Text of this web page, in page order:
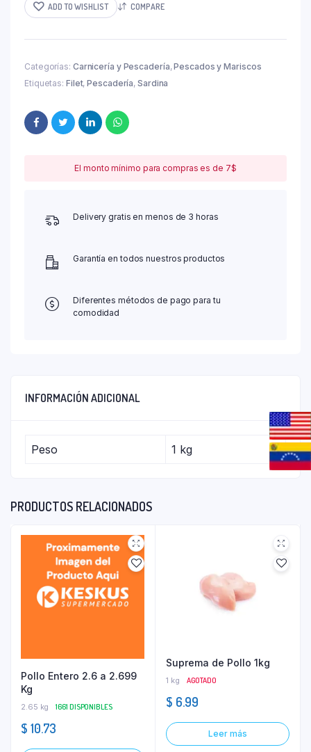
ADD TO WISHLIST COMPARE
Categorías: Carnicería y Pescadería,Pescados y Mariscos
Etiquetas: Filet,Pescadería,Sardina
El monto mínimo para compras es de 7$
Delivery gratis en menos de 3 horas
Garantía en todos nuestros productos
Diferentes métodos de pago para tu
comodidad
INFORMACIÓN ADICIONAL
Peso 1 kg
PRODUCTOS RELACIONADOS
Pollo Entero 2.6 a 2.699
Kg
2.65 kg 1661 DISPONIBLES
$ 10.73
Suprema de Pollo 1kg
1 kg AGOTADO
$ 6.99
Leer más